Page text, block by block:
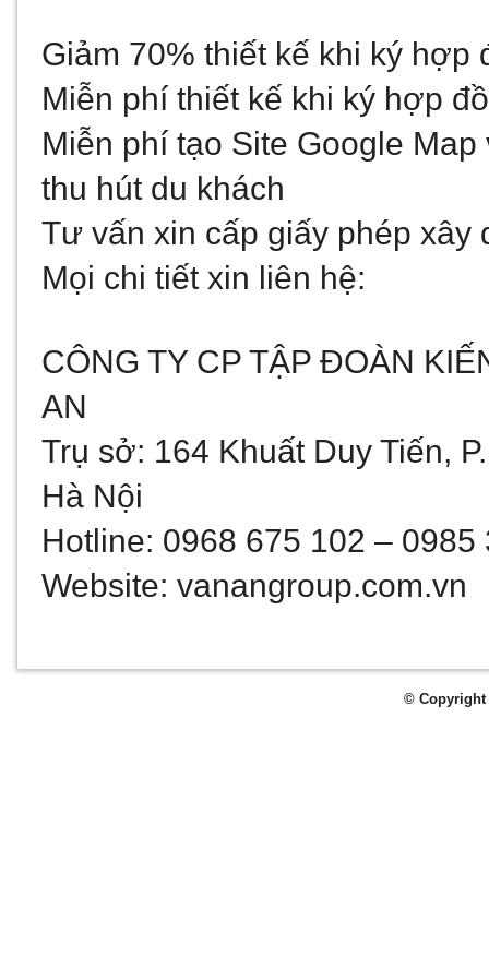
Giảm 70% thiết kế khi ký hợp
Miễn phí thiết kế khi ký hợp
Miễn phí tạo Site Google
thu hút du khách
Tư vấn xin cấp giấy phép
Mọi chi tiết xin liên hệ:
CÔNG TY CP TẬP ĐOÀN
AN
Trụ sở: 164 Khuất Duy Tiến,
Hà Nội
Hotline: 0968 675 102 – 0985
Website: vanangroup.com.vn
© Copyright